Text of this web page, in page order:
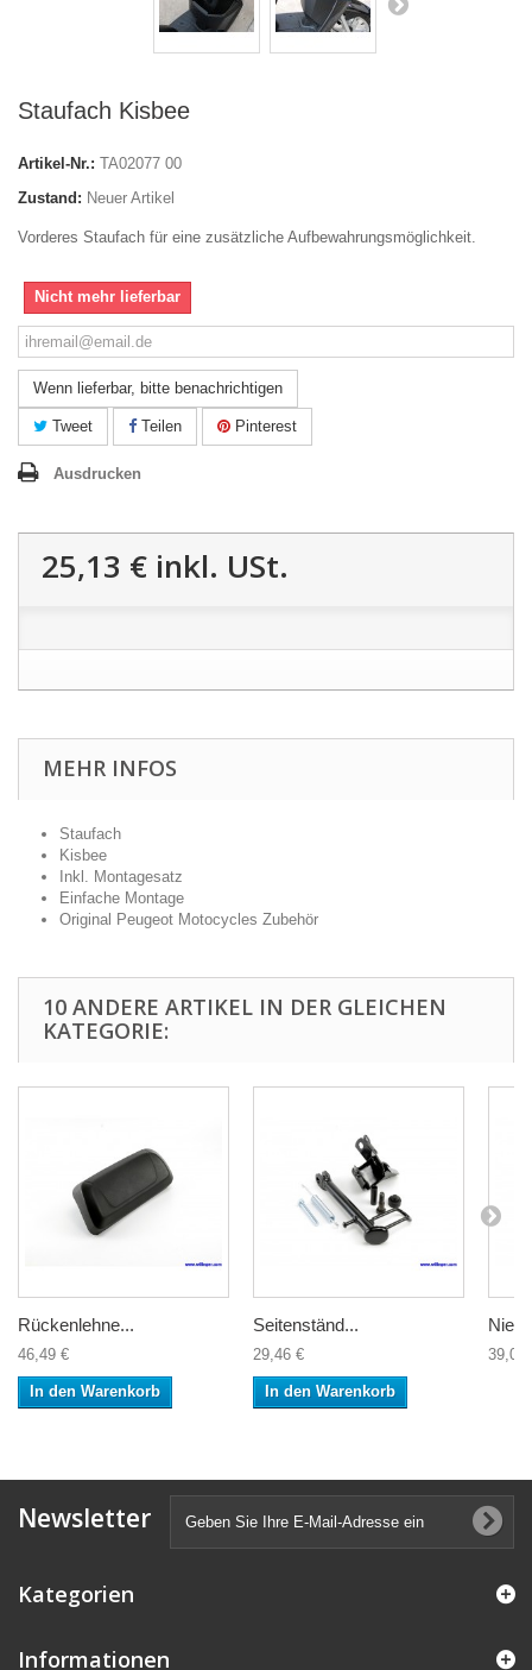
Staufach Kisbee
Artikel-Nr.: TA02077 00
Zustand: Neuer Artikel
Vorderes Staufach für eine zusätzliche Aufbewahrungsmöglichkeit.
Nicht mehr lieferbar
Wenn lieferbar, bitte benachrichtigen
Tweet Teilen Pinterest
Ausdrucken
25,13 € inkl. USt.
MEHR INFOS
Staufach
Kisbee
Inkl. Montagesatz
Einfache Montage
Original Peugeot Motocycles Zubehör
10 ANDERE ARTIKEL IN DER GLEICHEN
KATEGORIE:
Rückenlehne...
46,49 €
In den Warenkorb
Seitenständ...
29,46 €
In den Warenkorb
39,00
Newsletter
Kategorien
Informationen